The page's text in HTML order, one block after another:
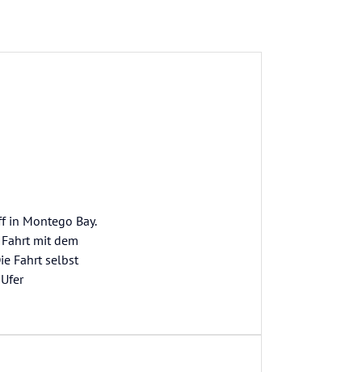
in Montego Bay.
mit dem
Fahrt selbst